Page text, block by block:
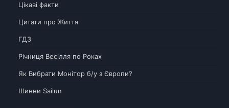
Цікаві факти
Цитати про Життя
ГДЗ
Річниця Весілля по Роках
Як Вибрати Монітор б/у з Європи?
Шинни Sailun